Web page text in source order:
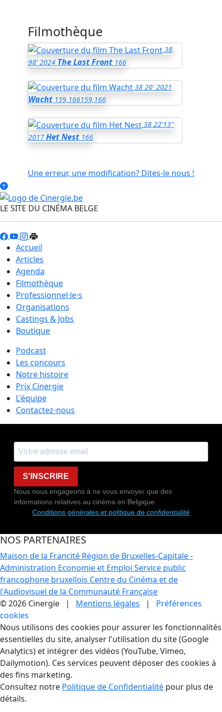
Filmothèque
38
98' 2024 The Last Front 166
38 20' 2021
Wacht 159,166159,166
38 22'13''
2017 Het Nest 166
Une erreur, une modification? Dites-le nous !
LE SITE DU CINÉMA BELGE
Accueil
Articles
Agenda
Filmothèque
Professionnel·le·s
Organisations
Castings & Jobs
Boutique
Podcast
Les concours
Notre histoire
Prix Cinergie
L'équipe
Contactez-nous
S'INSCRIRE
Nous nous engageons à ne vous envoyer que des
informations relatives au cinéma en Belgique.
Conditions générales et politique de confidentialité
NOS PARTENAIRES
Maison de la Francité Région de Bruxelles-Capitale -
Administration Economie et Emploi Service public
francophone bruxellois Centre du Cinéma et de
l'Audiovisuel de la Communauté Française
© 2026 Cinergie | Mentions légales | Préférences
cookies
Gestion des Cookies
Nous utilisons des cookies pour assurer les fonctionnalités
essentielles du site, analyser l'utilisation du site (Google
Analytics) et intégrer des vidéos (YouTube, Vimeo,
Dailymotion). Ces services peuvent déposer des cookies à
des fins marketing.
Consultez notre Politique de Confidentialité pour plus de
détails.